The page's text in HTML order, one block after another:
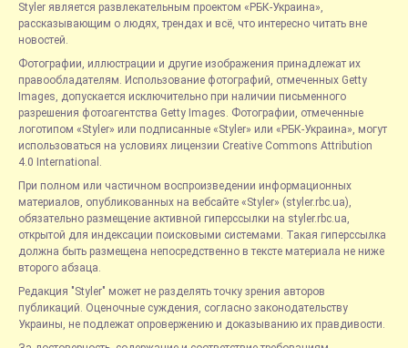
Styler является развлекательным проектом «РБК-Украина»,
рассказывающим о людях, трендах и всё, что интересно читать вне
новостей.
Фотографии, иллюстрации и другие изображения принадлежат их
правообладателям. Использование фотографий, отмеченных Getty
Images, допускается исключительно при наличии письменного
разрешения фотоагентства Getty Images. Фотографии, отмеченные
логотипом «Styler» или подписанные «Styler» или «РБК-Украина», могут
использоваться на условиях лицензии Creative Commons Attribution
4.0 International.
При полном или частичном воспроизведении информационных
материалов, опубликованных на вебсайте «Styler» (styler.rbc.ua),
обязательно размещение активной гиперссылки на styler.rbc.ua,
открытой для индексации поисковыми системами. Такая гиперссылка
должна быть размещена непосредственно в тексте материала не ниже
второго абзаца.
Редакция "Styler" может не разделять точку зрения авторов
публикаций. Оценочные суждения, согласно законодательству
Украины, не подлежат опровержению и доказыванию их правдивости.